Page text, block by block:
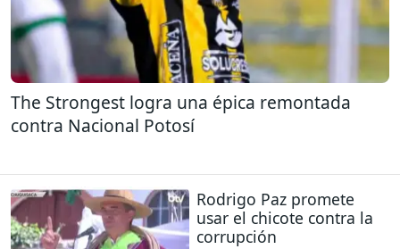
The Strongest logra una épica remontada
contra Nacional Potosí
Rodrigo Paz promete
usar el chicote contra la
corrupción